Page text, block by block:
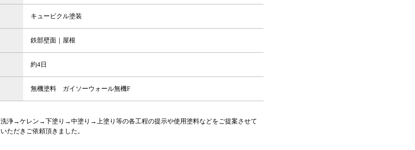
キュービクル塗装
鉄部壁面｜屋根
約4日
無機塗料 ガイソーウォール無機F
洗浄→ケレン→下塗り→中塗り→上塗り等の各工程の提示や使用塗料などをご提案させて
いただきご依頼頂きました。